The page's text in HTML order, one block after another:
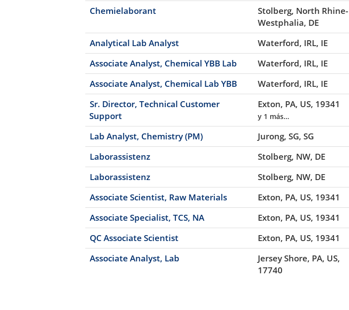
Chemielaborant
Stolberg, North Rhine-
Westphalia, DE
Analytical Lab Analyst Waterford, IRL, IE
Associate Analyst, Chemical YBB Lab
Waterford, IRL, IE
Associate Analyst, Chemical Lab YBB
Waterford, IRL, IE
Sr. Director, Technical Customer
Support
Exton, PA, US, 19341
y 1 más…
Lab Analyst, Chemistry (PM) Jurong, SG, SG
Laborassistenz
Stolberg, NW, DE
Laborassistenz
Stolberg, NW, DE
Associate Scientist, Raw Materials
Exton, PA, US, 19341
Associate Specialist, TCS, NA
Exton, PA, US, 19341
QC Associate Scientist
Exton, PA, US, 19341
Associate Analyst, Lab
Jersey Shore, PA, US,
17740